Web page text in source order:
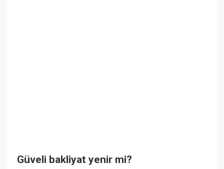
Güveli bakliyat yenir mi?